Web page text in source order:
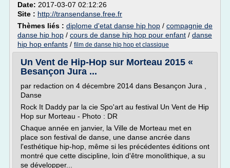
Date: 2017-03-07 02:12:26
Site : http://transendanse.free.fr
Thèmes liés : diplome d'etat danse hip hop / compagnie de
danse hip hop / cours de danse hip hop pour enfant / danse
hip hop enfants / film de danse hip hop et classique
Un Vent de Hip-Hop sur Morteau 2015 «
Besançon Jura ...
par redaction on 4 décembre 2014 dans Besançon Jura ,
Danse
Rock It Daddy par la cie Spo'art au festival Un Vent de Hip
Hop sur Morteau - Photo : DR
Chaque année en janvier, la Ville de Morteau met en
place son festival de danse, une danse ancrée dans
l'esthétique hip-hop, même si les précédentes éditions ont
montré que cette discipline, loin d'être monolithique, a su
se développer...